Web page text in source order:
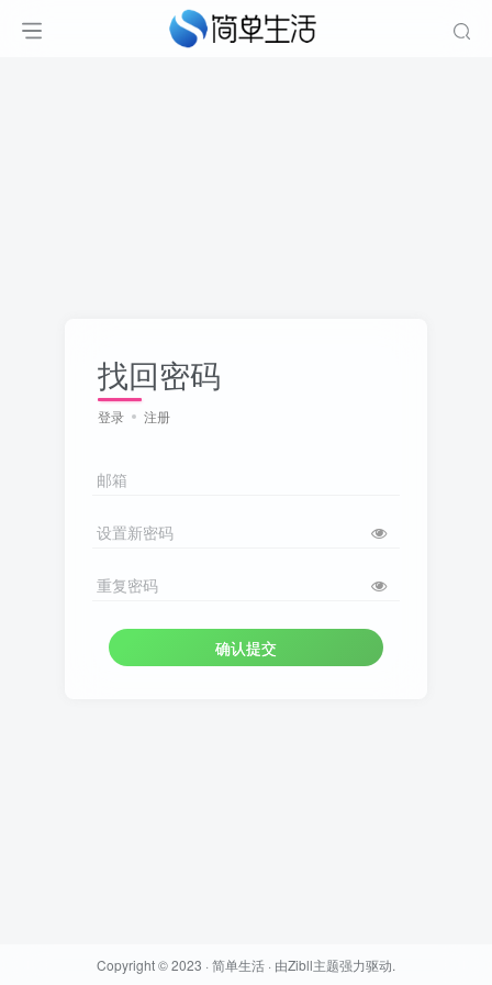
找回密码
登录 注册
邮箱
设置新密码
重复密码
确认提交
Copyright © 2023 · 简单生活 · 由Zibll主题强力驱动.